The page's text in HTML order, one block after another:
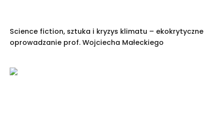
Science fiction, sztuka i kryzys klimatu – ekokrytyczne
oprowadzanie prof. Wojciecha Małeckiego